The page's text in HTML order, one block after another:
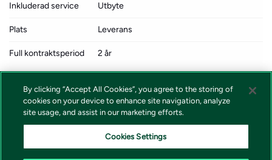
Inkluderad service Utbyte
Plats Leverans
Full kontraktsperiod 2 år
Supportperiod 4:e och 5:e året
Svarstid Nästa arbetsdag
Alienware AW3225QF; UltraSharp
U4025QW, U4924DW
By clicking “Accept All Cookies”, you agree to the storing of
cookies on your device to enhance site navigation, analyze
site usage, and assist in our marketing efforts.
Cookies Settings